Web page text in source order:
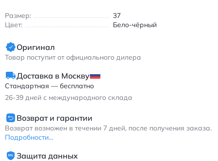
Размер:
37
Цвет:
Бело-чёрный
Оригинал
Товар поступит от официального дилера
Доставка в Москву
Стандартная — бесплатно
26-39 дней с международного склада
Возврат и гарантии
Возврат возможен в течении 7 дней, после получения заказа.
Подробности...
Защита данных